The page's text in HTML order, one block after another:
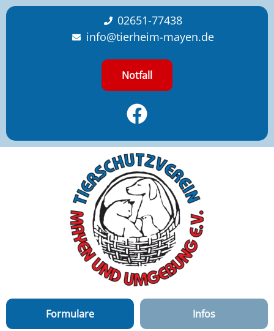
content
02651-77438
info@tierheim-mayen.de
Notfall
Formulare Infos